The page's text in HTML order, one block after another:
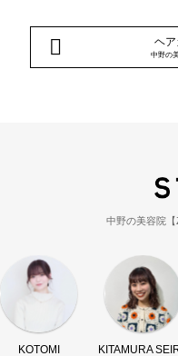
ヘ
中野の
中野の美容院
KOTOMI KITAMURA